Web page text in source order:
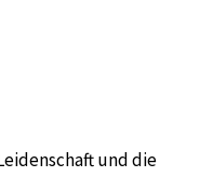
und die